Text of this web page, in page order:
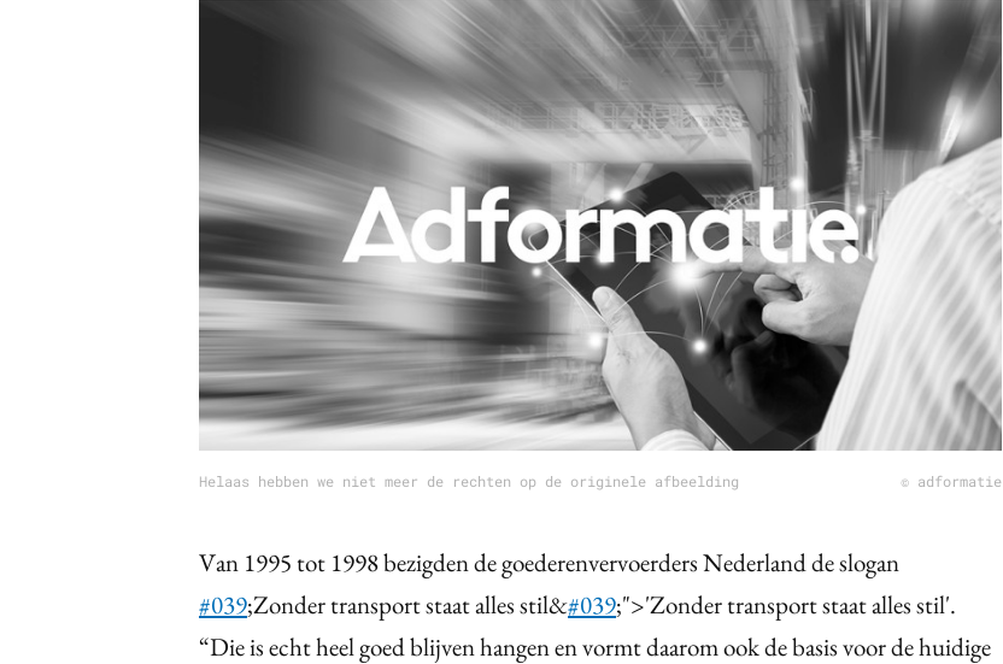
Gedragsverandering
Influencer marketing
Interne communicatie
Martech
Purpose Marketing
Reputatie & crisis
Helaas hebben we niet meer de rechten op de originele afbeelding © adformatie
Van 1995 tot 1998 bezigden de goederenvervoerders Nederland de slogan
#039;Zonder transport staat alles stil&#039;">'Zonder transport staat alles stil'.
“Die is echt heel goed blijven hangen en vormt daarom ook de basis voor de huidige